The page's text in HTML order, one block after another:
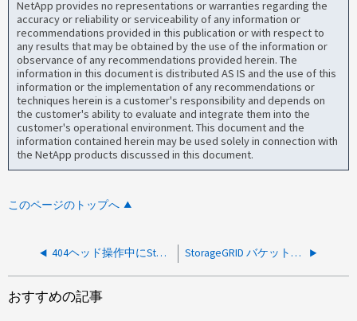
NetApp provides no representations or warranties regarding the
accuracy or reliability or serviceability of any information or
recommendations provided in this publication or with respect to
any results that may be obtained by the use of the information or
observance of any recommendations provided herein. The
information in this document is distributed AS IS and the use of this
information or the implementation of any recommendations or
techniques herein is a customer's responsibility and depends on
the customer's ability to evaluate and integrate them into the
customer's operational environment. This document and the
information contained herein may be used solely in connection with
the NetApp products discussed in this document.
このページのトップへ
404ヘッド操作中にStorageGRIDからステータスが見つかりません StorageGRID バケットへのアクセス中にAWS CLIの「InsecureRequestWarning」が記録される
おすすめの記事